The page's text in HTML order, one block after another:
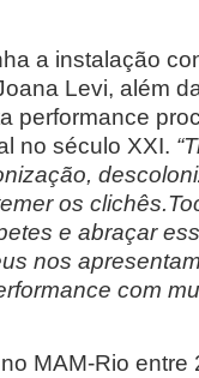
a instalação
Levi, além
performance
no século XXI.
os clichê
e abraçar
nos
com
MAM-Rio entre